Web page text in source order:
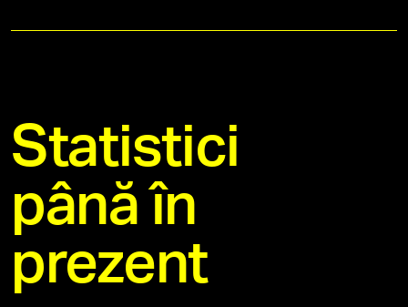
Statistici
până în
prezent